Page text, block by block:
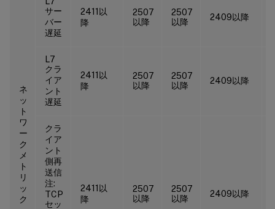
ネ
ッ
ト
ワ
ー
ク
メ
ト
リ
ッ
ク
サー
バー
遅延
2411以
降
2507
以降
2507
以降
2409以降
L7
クラ
イア
ント
遅延
2411以
降
2507
以降
2507
以降
2409以降
クラ
イア
ント
側再
送信
注:
TCP
セッ
2411以
降
2507
以降
2507
以降
2409以降